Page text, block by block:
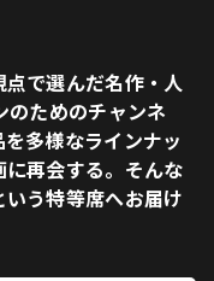
で選んだ名作・人
ためのチャンネ
多様なラインナッ
再会する。そんな
う特等席へお届け